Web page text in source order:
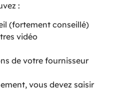
:
(fortement conseillé)
vidéo
de votre fournisseur
vous devez saisir